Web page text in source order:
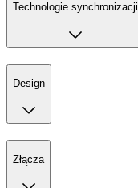
Technologie synchronizacji
Design
Złącza